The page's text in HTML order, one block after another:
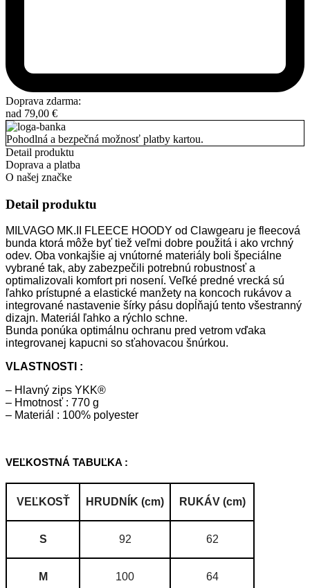
Doprava zdarma:
nad 79,00 €
Pohodlná a bezpečná možnosť platby kartou.
Detail produktu
Doprava a platba
O našej značke
Detail produktu
MILVAGO MK.II FLEECE HOODY od Clawgearu je fleecová
bunda ktorá môže byť tiež veľmi dobre použitá i ako vrchný
odev. Oba vonkajšie aj vnútorné materiály boli špeciálne
vybrané tak, aby zabezpečili potrebnú robustnosť a
optimalizovali komfort pri nosení. Veľké predné vrecká sú
ľahko prístupné a elastické manžety na koncoch rukávov a
integrované nastavenie šírky pásu dopĺňajú tento všestranný
dizajn. Materiál ľahko a rýchlo schne.
Bunda ponúka optimálnu ochranu pred vetrom vďaka
integrovanej kapucni so sťahovacou šnúrkou.
VLASTNOSTI :
– Hlavný zips YKK®
– Hmotnosť : 770 g
– Materiál : 100% polyester
VEĽKOSTNÁ TABUĽKA :
VEĽKOSŤ HRUDNÍK (cm) RUKÁV (cm)
S 92 62
M 100 64